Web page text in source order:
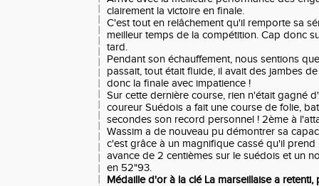
clairement la victoire en finale.
C'est tout en relâchement qu'il remporte sa
meilleur temps de la compétition. Cap donc
tard.
Pendant son échauffement, nous sentions
passait, tout était fluide, il avait des jambes
donc la finale avec impatience !
Sur cette dernière course, rien n'était gagné
coureur Suédois a fait une course de folie,
secondes son record personnel ! 2ème à
Wassim a de nouveau pu démontrer sa
c'est grâce à un magnifique cassé qu'il prend
avance de 2 centièmes sur le suédois et un
en 52"93.
Médaille d'or à la clé La marseillaise a retenti,